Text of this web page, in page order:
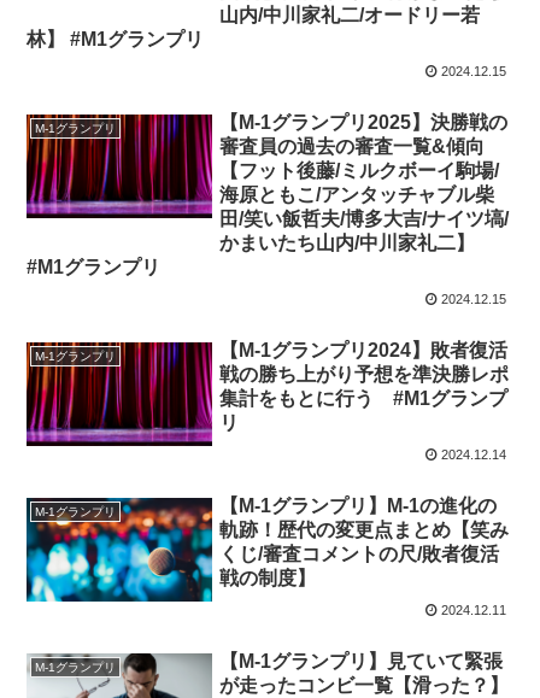
山内/中川家礼二/オードリー若
林】 #M1グランプリ
2024.12.15
M-1グランプリ
【M-1グランプリ2025】決勝戦の
審査員の過去の審査一覧&傾向
【フット後藤/ミルクボーイ駒場/
海原ともこ/アンタッチャブル柴
田/笑い飯哲夫/博多大吉/ナイツ塙/
かまいたち山内/中川家礼二】
#M1グランプリ
2024.12.15
M-1グランプリ
【M-1グランプリ2024】敗者復活
戦の勝ち上がり予想を準決勝レポ
集計をもとに行う #M1グランプ
リ
2024.12.14
M-1グランプリ
【M-1グランプリ】M-1の進化の
軌跡！歴代の変更点まとめ【笑み
くじ/審査コメントの尺/敗者復活
戦の制度】
2024.12.11
M-1グランプリ
【M-1グランプリ】見ていて緊張
が走ったコンビ一覧【滑った？】